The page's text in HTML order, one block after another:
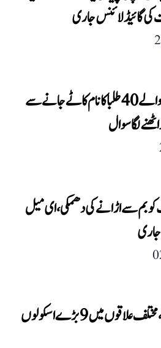
کی گائیڈلائنس جاری
دہلی: اسکول کی فیس ادا نہ کرنے والے 40 طلبا کا نام کاٹے جانے سے
لگا سوال
بینک کو بم سے اڑانے کی دھمکی، ای میل
قومی راجدھانی میں پھر افراتفری، مختلف علاقوں میں 9 بڑے اسکولوں